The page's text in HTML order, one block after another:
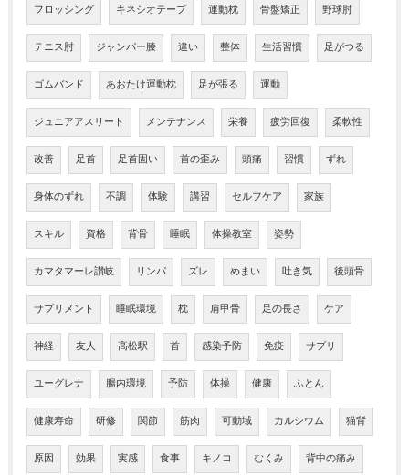
フロッシング キネシオテープ 運動枕 骨盤矯正 野球肘
テニス肘 ジャンパー膝 違い 整体 生活習慣 足がつる
ゴムバンド あおたけ運動枕 足が張る 運動
ジュニアアスリート メンテナンス 栄養 疲労回復 柔軟性
改善 足首 足首固い 首の歪み 頭痛 習慣 ずれ
身体のずれ 不調 体験 講習 セルフケア 家族
スキル 資格 背骨 睡眠 体操教室 姿勢
カマタマーレ讃岐 リンパ ズレ めまい 吐き気 後頭骨
サプリメント 睡眠環境 枕 肩甲骨 足の長さ ケア
神経 友人 高松駅 首 感染予防 免疫 サプリ
ユーグレナ 腸内環境 予防 体操 健康 ふとん
健康寿命 研修 関節 筋肉 可動域 カルシウム 猫背
原因 効果 実感 食事 キノコ むくみ 背中の痛み